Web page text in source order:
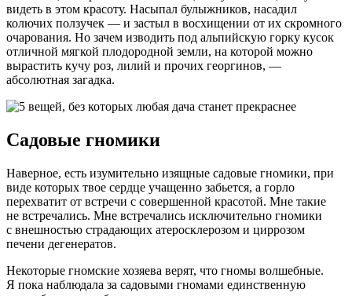
видеть в этом красоту. Насыпал булыжников, насадил
колючих ползучек — и застыл в восхищении от их скромного
очарования. Но зачем изводить под альпийскую горку кусок
отличной мягкой плодородной земли, на которой можно
вырастить кучу роз, лилий и прочих георгинов, —
абсолютная загадка.
Садовые гномики
Наверное, есть изумительно изящные садовые гномики, при
виде которых твое сердце учащенно забьется, а горло
перехватит от встречи с совершенной красотой. Мне такие
не встречались. Мне встречались исключительно гномики
с внешностью страдающих атеросклерозом и циррозом
печени дегенератов.
Некоторые гномские хозяева верят, что гномы волшебные.
Я пока наблюдала за садовыми гномами единственную